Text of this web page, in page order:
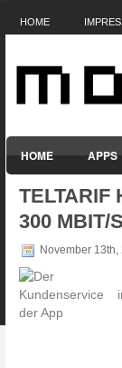
HOME
HOME APPS
SMARTPHONES &
TELTARIF
300 MBIT/S
November 13th,